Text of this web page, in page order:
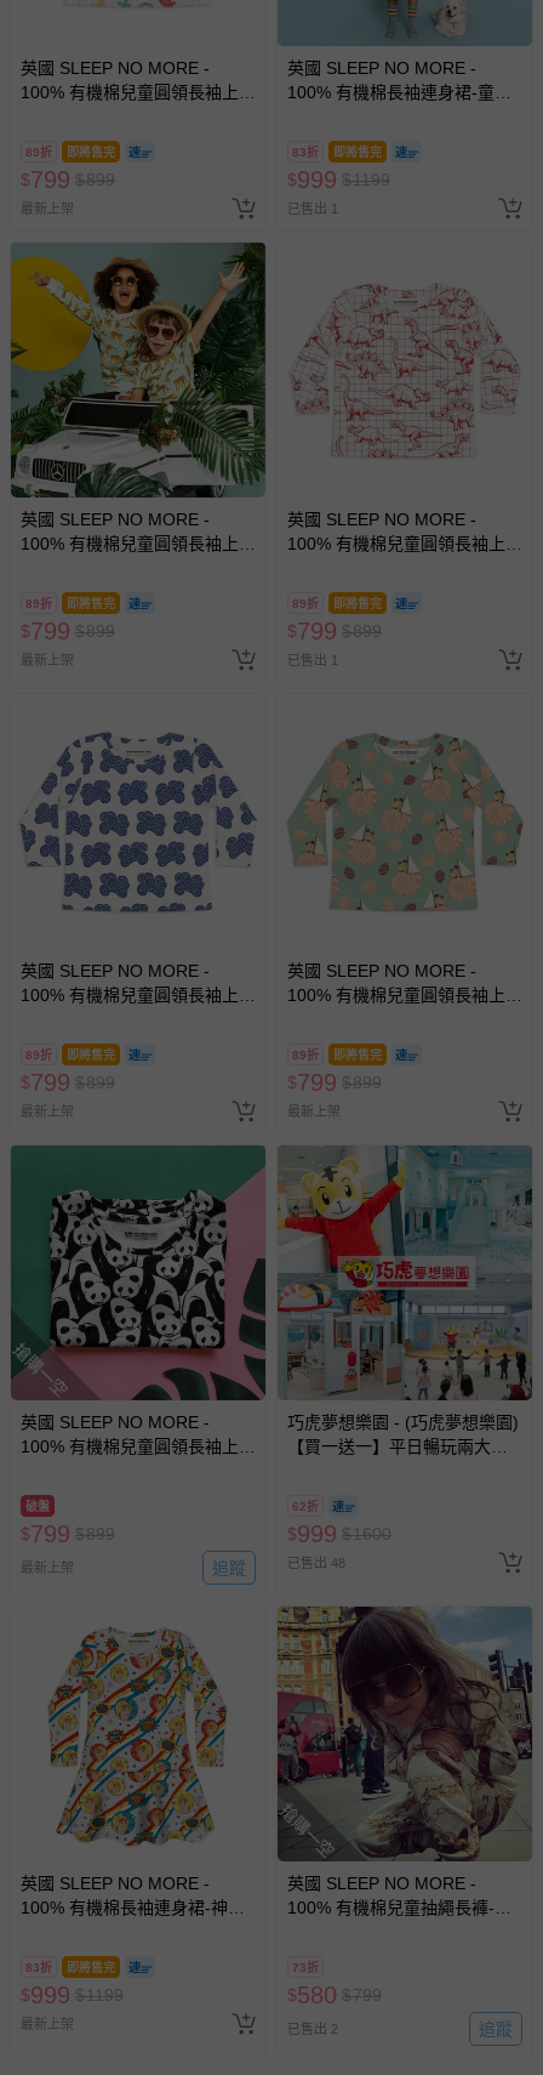
英國 SLEEP NO MORE -
100% 有機棉兒童圓領長袖上
89折 即將售完
$799 $899
最新上架
英國 SLEEP NO MORE -
100% 有機棉長袖連身裙-童趣
83折 即將售完
$999 $1199
已售出 1
英國 SLEEP NO MORE -
100% 有機棉兒童圓領長袖上
89折 即將售完
$799 $899
最新上架
英國 SLEEP NO MORE -
100% 有機棉兒童圓領長袖上
89折 即將售完
$799 $899
已售出 1
英國 SLEEP NO MORE -
100% 有機棉兒童圓領長袖上
89折 即將售完
$799 $899
最新上架
英國 SLEEP NO MORE -
100% 有機棉兒童圓領長袖上
89折 即將售完
$799 $899
最新上架
搶購一空
英國 SLEEP NO MORE -
100% 有機棉兒童圓領長袖上
破盤
$799 $899
最新上架 追蹤
巧虎夢想樂園 - (巧虎夢想樂園)
【買一送一】平日暢玩兩大一
券使用
62折
$999 $1600
已售出 48
英國 SLEEP NO MORE -
100% 有機棉長袖連身裙-神力
83折 即將售完
$999 $1199
最新上架
搶購一空
英國 SLEEP NO MORE -
100% 有機棉兒童抽繩長褲-皮
73折
$580 $799
已售出 2 追蹤